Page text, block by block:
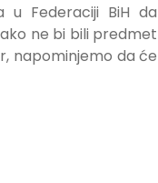
u Federaciji BiH da
ne bi bili predmet
napominjemo da će